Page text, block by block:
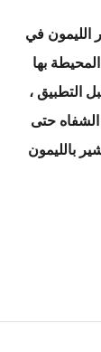
في
بها
التطبيق ،
الشفاه حتى
بالليمون